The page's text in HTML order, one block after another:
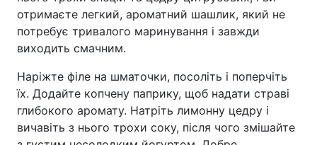
отримаєте легкий, ароматний шашлик, який не
потребує тривалого маринування і завжди
виходить смачним.
Наріжте філе на шматочки, посоліть і поперчіть
їх. Додайте копчену паприку, щоб надати страві
глибокого аромату. Натріть лимонну цедру і
вичавіть з нього трохи соку, після чого змішайте